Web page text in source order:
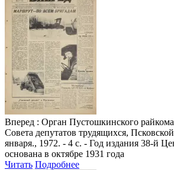
Вперед : Орган Пустошкинского
Совета депутатов трудящихся,
января., 1972. - 4 с. - Год издания 38-й
основана в октябре 1931 года
Читать Подробнее